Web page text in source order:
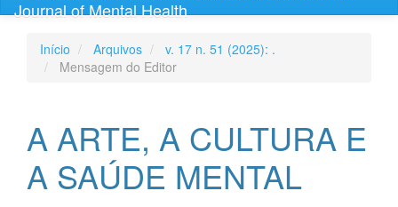
Journal of Mental Health
Início Arquivos
v. 17 n. 51 (2025): .
Mensagem do Editor
A ARTE, A CULTURA E
A SAÚDE MENTAL